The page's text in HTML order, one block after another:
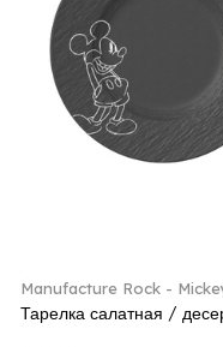
Manufacture Rock -
Тарелка салатная /